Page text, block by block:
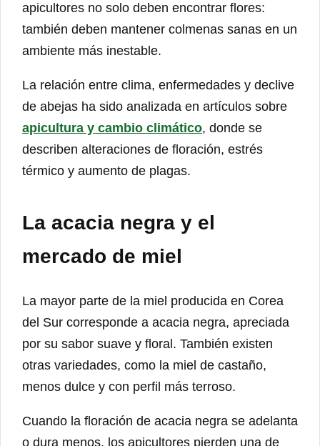
apicultores no solo deben encontrar flores:
también deben mantener colmenas sanas en un
ambiente más inestable.
La relación entre clima, enfermedades y declive
de abejas ha sido analizada en artículos sobre
apicultura y cambio climático, donde se
describen alteraciones de floración, estrés
térmico y aumento de plagas.
La acacia negra y el
mercado de miel
La mayor parte de la miel producida en Corea
del Sur corresponde a acacia negra, apreciada
por su sabor suave y floral. También existen
otras variedades, como la miel de castaño,
menos dulce y con perfil más terroso.
Cuando la floración de acacia negra se adelanta
o dura menos, los apicultores pierden una de